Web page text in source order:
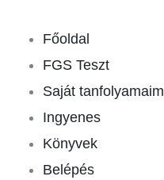
content
Főoldal
FGS Teszt
Saját tanfolyamaim
Ingyenes
Könyvek
Belépés